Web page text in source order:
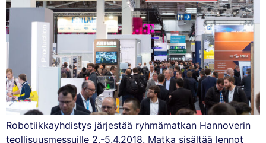
Robotiikkayhdistys järjestää ryhmämatkan Hannoverin
teollisuusmessuille 2.-5.4.2018. Matka sisältää lennot